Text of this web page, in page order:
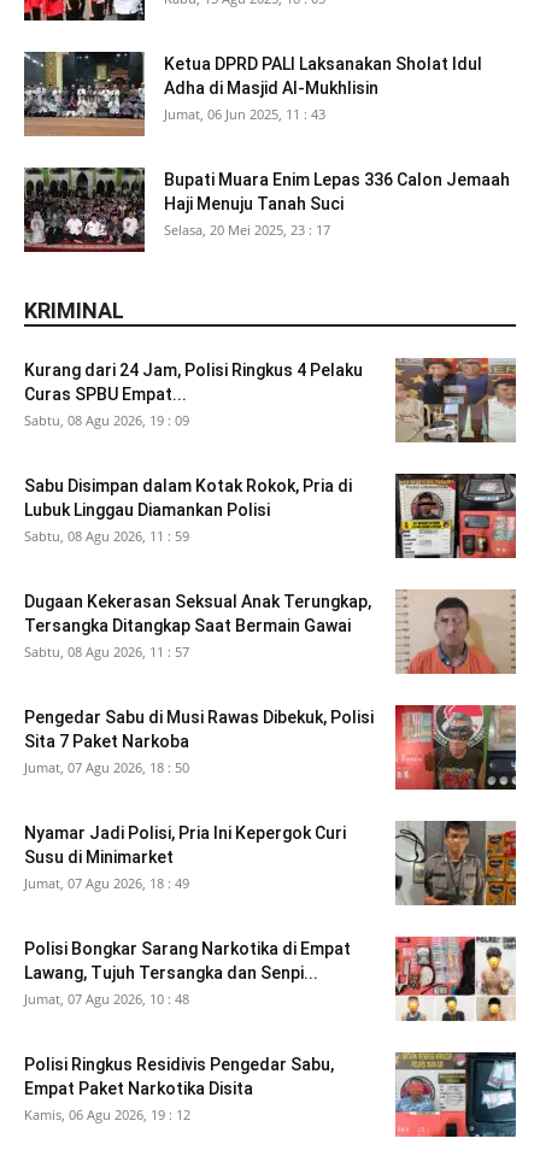
Ketua DPRD PALI Laksanakan Sholat Idul
Adha di Masjid Al-Mukhlisin
Jumat, 06 Jun 2025, 11 : 43
Bupati Muara Enim Lepas 336 Calon Jemaah
Haji Menuju Tanah Suci
Selasa, 20 Mei 2025, 23 : 17
KRIMINAL
Kurang dari 24 Jam, Polisi Ringkus 4 Pelaku
Curas SPBU Empat...
Sabtu, 08 Agu 2026, 19 : 09
Sabu Disimpan dalam Kotak Rokok, Pria di
Lubuk Linggau Diamankan Polisi
Sabtu, 08 Agu 2026, 11 : 59
Dugaan Kekerasan Seksual Anak Terungkap,
Tersangka Ditangkap Saat Bermain Gawai
Sabtu, 08 Agu 2026, 11 : 57
Pengedar Sabu di Musi Rawas Dibekuk, Polisi
Sita 7 Paket Narkoba
Jumat, 07 Agu 2026, 18 : 50
Nyamar Jadi Polisi, Pria Ini Kepergok Curi
Susu di Minimarket
Jumat, 07 Agu 2026, 18 : 49
Polisi Bongkar Sarang Narkotika di Empat
Lawang, Tujuh Tersangka dan Senpi...
Jumat, 07 Agu 2026, 10 : 48
Polisi Ringkus Residivis Pengedar Sabu,
Empat Paket Narkotika Disita
Kamis, 06 Agu 2026, 19 : 12